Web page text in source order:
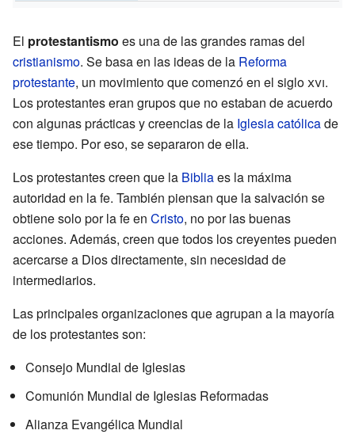
El protestantismo es una de las grandes ramas del
cristianismo. Se basa en las ideas de la Reforma
protestante, un movimiento que comenzó en el sigloxvi.
Los protestantes eran grupos que no estaban de acuerdo
con algunas prácticas y creencias de la Iglesia católicade
ese tiempo. Por eso, se separaron de ella.
Los protestantes creen que la Bibliaes la máxima
autoridad en la fe. También piensan que la salvación se
obtiene solo por la fe en Cristo, no por las buenas
acciones. Además, creen que todos los creyentes pueden
acercarse a Dios directamente, sin necesidad de
intermediarios.
Las principales organizaciones que agrupan a la mayoría
de los protestantes son:
Consejo Mundial de Iglesias
Comunión Mundial de Iglesias Reformadas
Alianza Evangélica Mundial